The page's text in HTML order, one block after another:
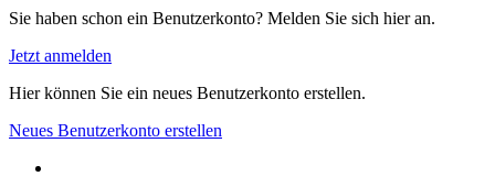
Sie haben schon ein Benutzerkonto? Melden Sie sich hier an.
Jetzt anmelden
Hier können Sie ein neues Benutzerkonto erstellen.
Neues Benutzerkonto erstellen